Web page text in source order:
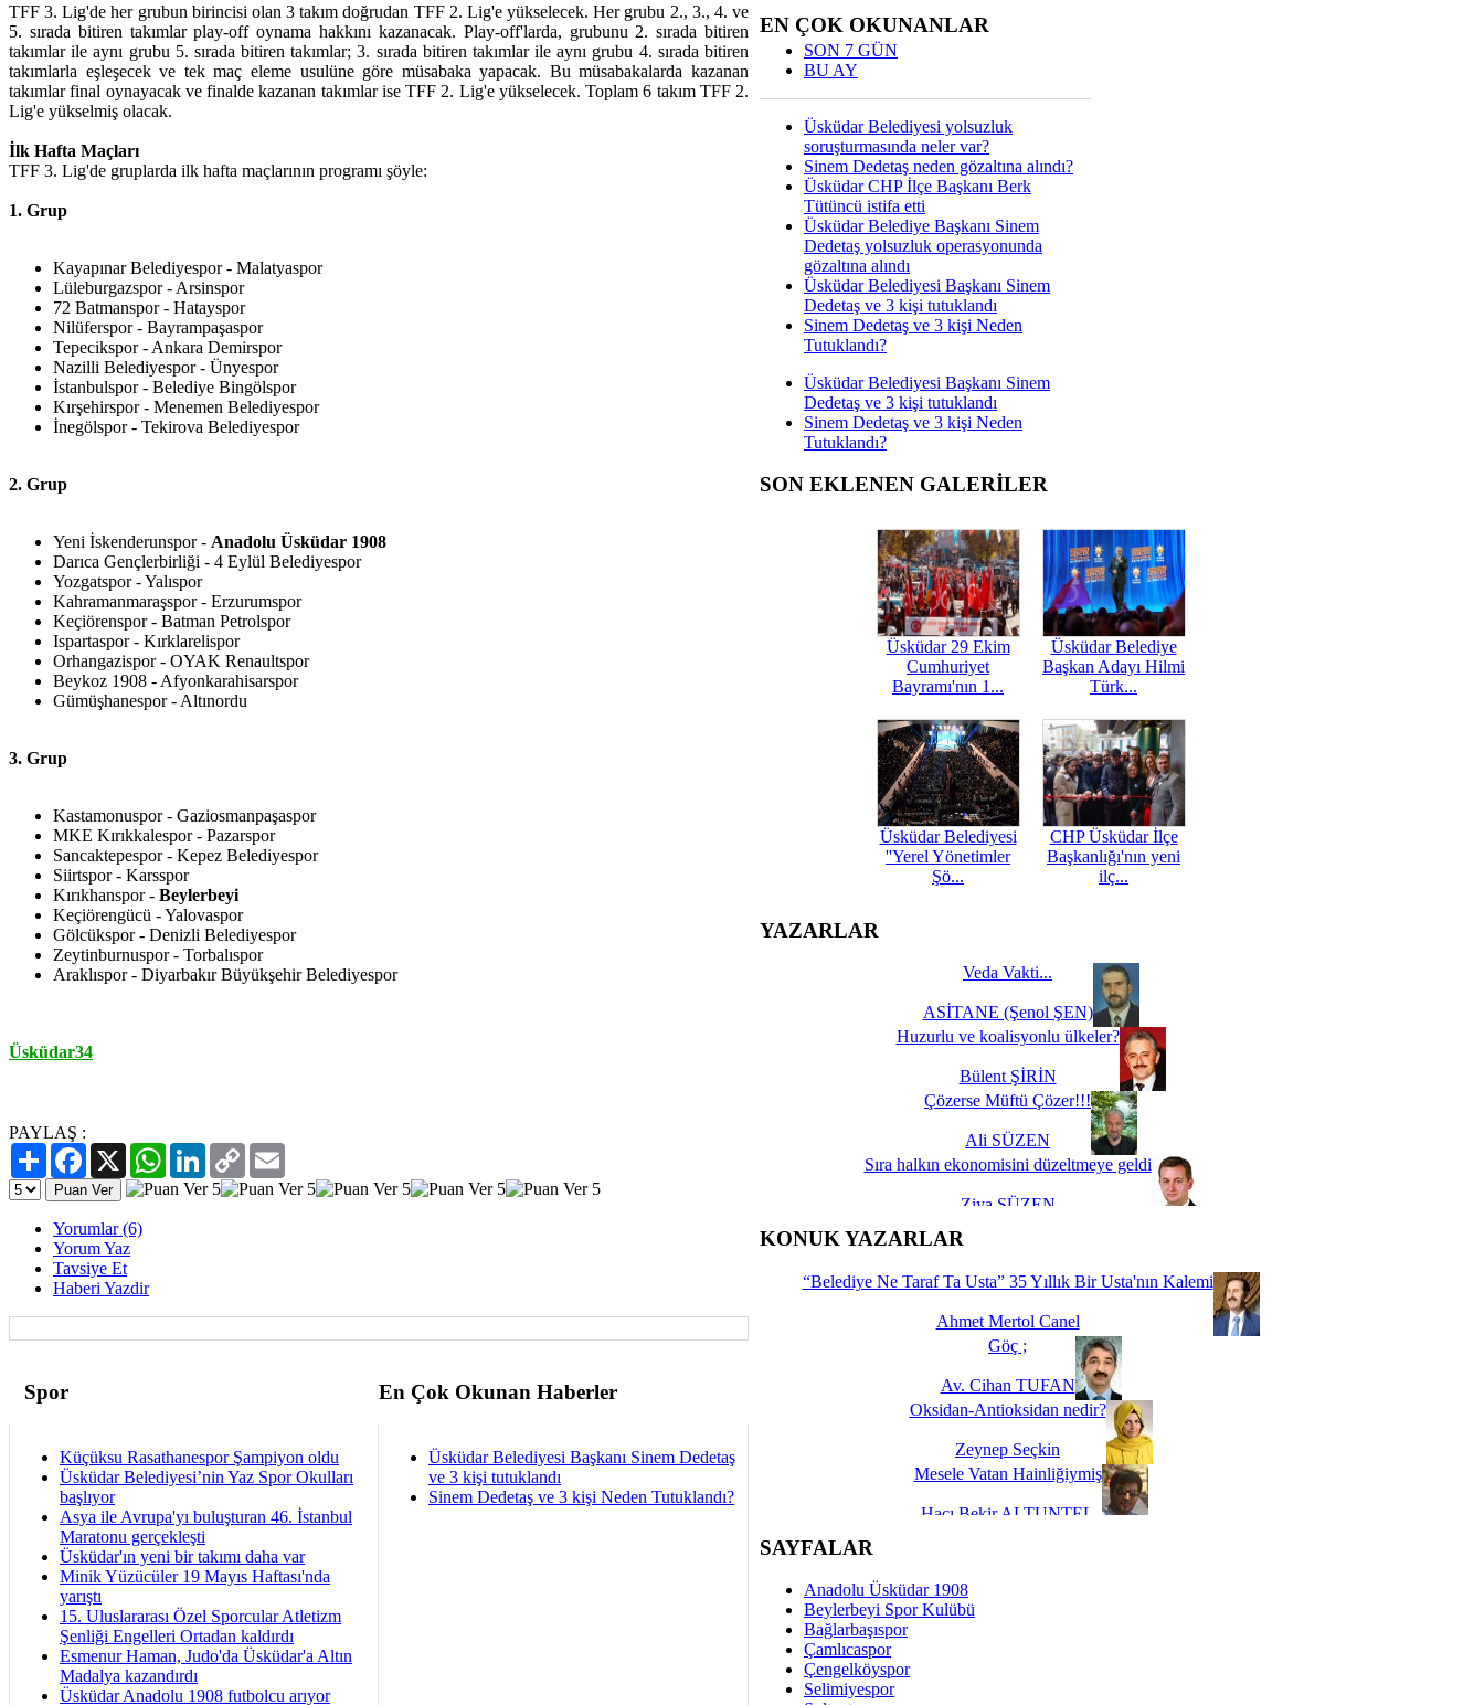
TFF 3. Lig'de her grubun birincisi olan 3 takım doğrudan TFF 2. Lig'e yükselecek. Her grubu 2., 3., 4. ve
5. sırada bitiren takımlar play-off oynama hakkını kazanacak. Play-off'larda, grubunu 2. sırada bitiren
takımlar ile aynı grubu 5. sırada bitiren takımlar; 3. sırada bitiren takımlar ile aynı grubu 4. sırada bitiren
takımlarla eşleşecek ve tek maç eleme usulüne göre müsabaka yapacak. Bu müsabakalarda kazanan
takımlar final oynayacak ve finalde kazanan takımlar ise TFF 2. Lig'e yükselecek. Toplam 6 takım TFF 2.
Lig'e yükselmiş olacak.
İlk Hafta Maçları
TFF 3. Lig'de gruplarda ilk hafta maçlarının programı şöyle:
1. Grup
Kayapınar Belediyespor - Malatyaspor
Lüleburgazspor - Arsinspor
72 Batmanspor - Hatayspor
Nilüferspor - Bayrampaşaspor
Tepecikspor - Ankara Demirspor
Nazilli Belediyespor - Ünyespor
İstanbulspor - Belediye Bingölspor
Kırşehirspor - Menemen Belediyespor
İnegölspor - Tekirova Belediyespor
2. Grup
Yeni İskenderunspor - Anadolu Üsküdar 1908
Darıca Gençlerbirliği - 4 Eylül Belediyespor
Yozgatspor - Yalıspor
Kahramanmaraşspor - Erzurumspor
Keçiörenspor - Batman Petrolspor
Ispartaspor - Kırklarelispor
Orhangazispor - OYAK Renaultspor
Beykoz 1908 - Afyonkarahisarspor
Gümüşhanespor - Altınordu
3. Grup
Kastamonuspor - Gaziosmanpaşaspor
MKE Kırıkkalespor - Pazarspor
Sancaktepespor - Kepez Belediyespor
Siirtspor - Karsspor
Kırıkhanspor - Beylerbeyi
Keçiörengücü - Yalovaspor
Gölcükspor - Denizli Belediyespor
Zeytinburnuspor - Torbalıspor
Araklıspor - Diyarbakır Büyükşehir Belediyespor
Üsküdar34
PAYLAŞ :
PaylaşFacebook
X WhatsAppLinkedIn
Copy
Link
Yorumlar (6)
Yorum Yaz
Tavsiye Et
Haberi Yazdir
Spor En Çok Okunan Haberler
Küçüksu Rasathanespor Şampiyon oldu
Üsküdar Belediyesi’nin Yaz Spor Okulları
başlıyor
Asya ile Avrupa'yı buluşturan 46. İstanbul
Maratonu gerçekleşti
Üsküdar'ın yeni bir takımı daha var
Minik Yüzücüler 19 Mayıs Haftası'nda
yarıştı
15. Uluslararası Özel Sporcular Atletizm
Şenliği Engelleri Ortadan kaldırdı
Esmenur Haman, Judo'da Üsküdar'a Altın
Madalya kazandırdı
Üsküdar Anadolu 1908 futbolcu arıyor
Üsküdar Belediyesi Başkanı Sinem Dedetaş
ve 3 kişi tutuklandı
Sinem Dedetaş ve 3 kişi Neden Tutuklandı?
EN ÇOK OKUNANLAR
SON 7 GÜN
BU AY
Üsküdar Belediyesi yolsuzluk
soruşturmasında neler var?
Sinem Dedetaş neden gözaltına alındı?
Üsküdar CHP İlçe Başkanı Berk
Tütüncü istifa etti
Üsküdar Belediye Başkanı Sinem
Dedetaş yolsuzluk operasyonunda
gözaltına alındı
Üsküdar Belediyesi Başkanı Sinem
Dedetaş ve 3 kişi tutuklandı
Sinem Dedetaş ve 3 kişi Neden
Tutuklandı?
Üsküdar Belediyesi Başkanı Sinem
Dedetaş ve 3 kişi tutuklandı
Sinem Dedetaş ve 3 kişi Neden
Tutuklandı?
SON EKLENEN GALERİLER
Üsküdar 29 Ekim
Cumhuriyet
Bayramı'nın 1...
Üsküdar Belediye
Başkan Adayı Hilmi
Türk...
Üsküdar Belediyesi
''Yerel Yönetimler
Şö...
CHP Üsküdar İlçe
Başkanlığı'nın yeni
ilç...
YAZARLAR
Veda Vakti...
ASİTANE (Şenol ŞEN)
Huzurlu ve koalisyonlu ülkeler?
Bülent ŞİRİN
Çözerse Müftü Çözer!!!
Ali SÜZEN
Sıra halkın ekonomisini düzeltmeye geldi
Ziya SÜZEN
İşte Biz buyuz...
KONUK YAZARLAR
“Belediye Ne Taraf Ta Usta” 35 Yıllık Bir Usta'nın Kalemi
Ahmet Mertol Canel
Göç ;
Av. Cihan TUFAN
Oksidan-Antioksidan nedir?
Zeynep Seçkin
Mesele Vatan Hainliğiymiş
Hacı Bekir ALTUNTEL
Dünya Fani, Ama Kısa Bir Süre De Olsa Burdayız
Hukukun Adaleti Kalmadı Üstadım!
SAYFALAR
Anadolu Üsküdar 1908
Beylerbeyi Spor Kulübü
Bağlarbaşıspor
Çamlıcaspor
Çengelköyspor
Selimiyespor